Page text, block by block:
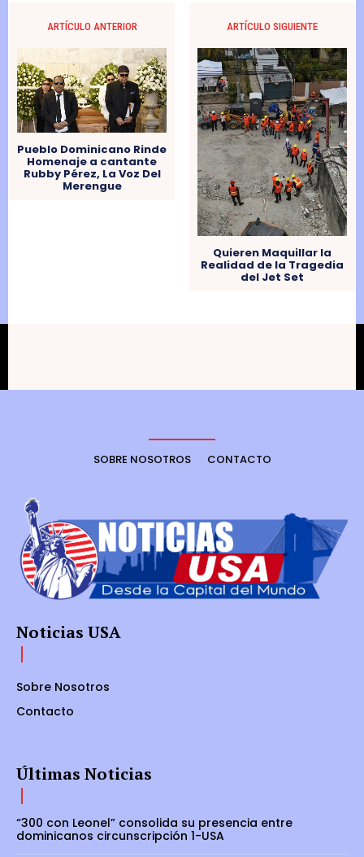
ARTÍCULO ANTERIOR
Pueblo Dominicano Rinde
Homenaje a cantante
Rubby Pérez, La Voz Del
Merengue
ARTÍCULO SIGUIENTE
Quieren Maquillar la
Realidad de la Tragedia
del Jet Set
SOBRE NOSOTROS CONTACTO
Noticias USA
Sobre Nosotros
Contacto
Últimas Noticias
“300 con Leonel” consolida su presencia entre
dominicanos circunscripción 1-USA